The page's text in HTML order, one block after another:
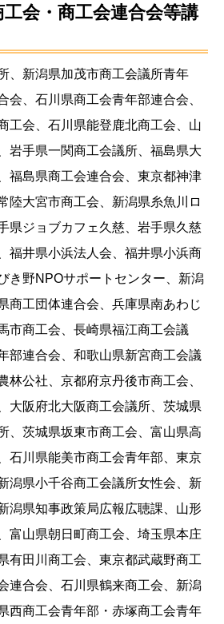
会・商工会連合会等講
、新潟県加茂市商工会議所青年
会、石川県商工会青年部連合会、
工会、石川県能登鹿北商工会、山
岩手県一関商工会議所、福島県大
福島県商工会連合会、東京都神津
陸大宮市商工会、新潟県糸魚川ロ
県ジョブカフェ久慈、岩手県久慈
福井県小浜法人会、福井県小浜商
き野NPOサポートセンター、新潟
商工団体連合会、兵庫県南あわじ
市商工会、長崎県福江商工会議
部連合会、和歌山県新宮商工会議
林公社、京都府京丹後市商工会、
大阪府北大阪商工会議所、茨城県
、茨城県坂東市商工会、富山県高
石川県能美市商工会青年部、東京
潟県小千谷商工会議所女性会、新
潟県知事政策局広報広聴課、山形
富山県朝日町商工会、埼玉県本庄
有田川商工会、東京都武蔵野商工
連合会、石川県鶴来商工会、新潟
西商工会青年部・赤塚商工会青年